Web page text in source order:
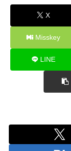
X
Misskey
LINE